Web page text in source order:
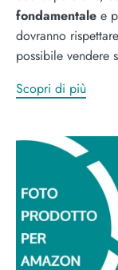
fondamentale e
dovranno
possibile vendere
Scopri di più